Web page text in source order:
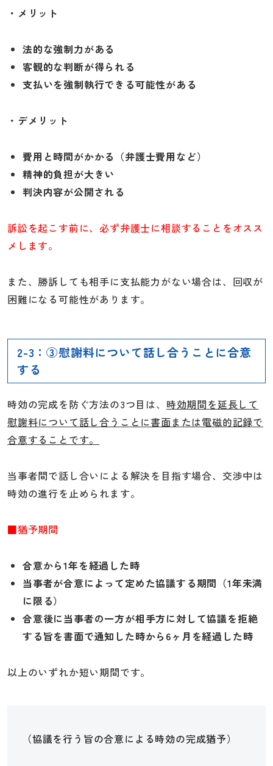
・メリット
法的な強制力がある
客観的な判断が得られる
支払いを強制執行できる可能性がある
・デメリット
費用と時間がかかる（弁護士費用など）
精神的負担が大きい
判決内容が公開される
訴訟を起こす前に、必ず弁護士に相談することをオスス
メします。
また、勝訴しても相手に支払能力がない場合は、回収が
困難になる可能性があります。
2-3：③慰謝料について話し合うことに合意
する
時効の完成を防ぐ方法の3つ目は、 時効期間を延長して
慰謝料について話し合うことに書面または電磁的記録で
合意することです。
当事者間で話し合いによる解決を目指す場合、交渉中は
時効の進行を止められます。
■猶予期間
合意から1年を経過した時
当事者が合意によって定めた協議する期間（1年未満
に限る）
合意後に当事者の一方が相手方に対して協議を拒絶
する旨を書面で通知した時から6ヶ月を経過した時
以上のいずれか短い期間です。
（協議を行う旨の合意による時効の完成猶予）